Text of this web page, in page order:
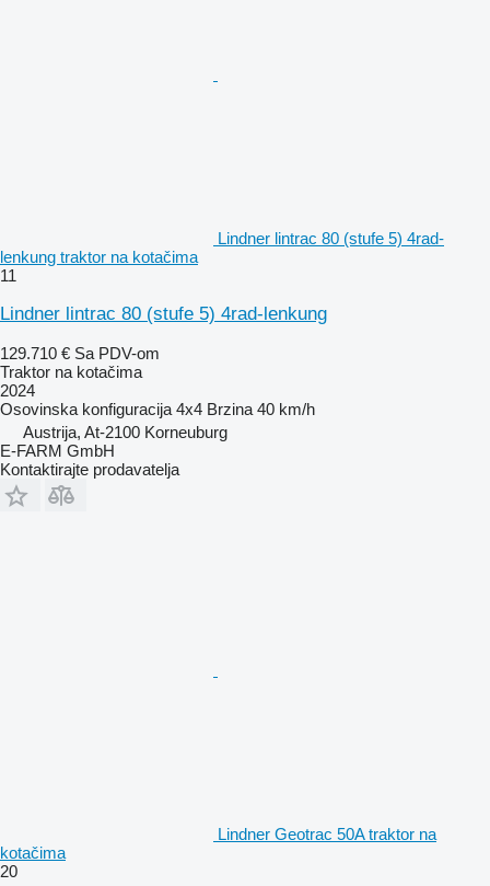
Lindner lintrac 80 (stufe 5) 4rad-
lenkung traktor na kotačima
11
Lindner lintrac 80 (stufe 5) 4rad-lenkung
129.710 € Sa PDV-om
Traktor na kotačima
2024
Osovinska konfiguracija 4x4 Brzina 40 km/h
Austrija, At-2100 Korneuburg
E-FARM GmbH
Kontaktirajte prodavatelja
Lindner Geotrac 50A traktor na
kotačima
20